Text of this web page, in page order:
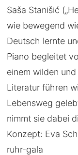
Saša Stanišić
wie bewegend
Deutsch lernte
Piano begleitet
einem wilden
Literatur führen
Lebensweg
nimmt sie dabei
Konzept: Eva
ruhr-gala